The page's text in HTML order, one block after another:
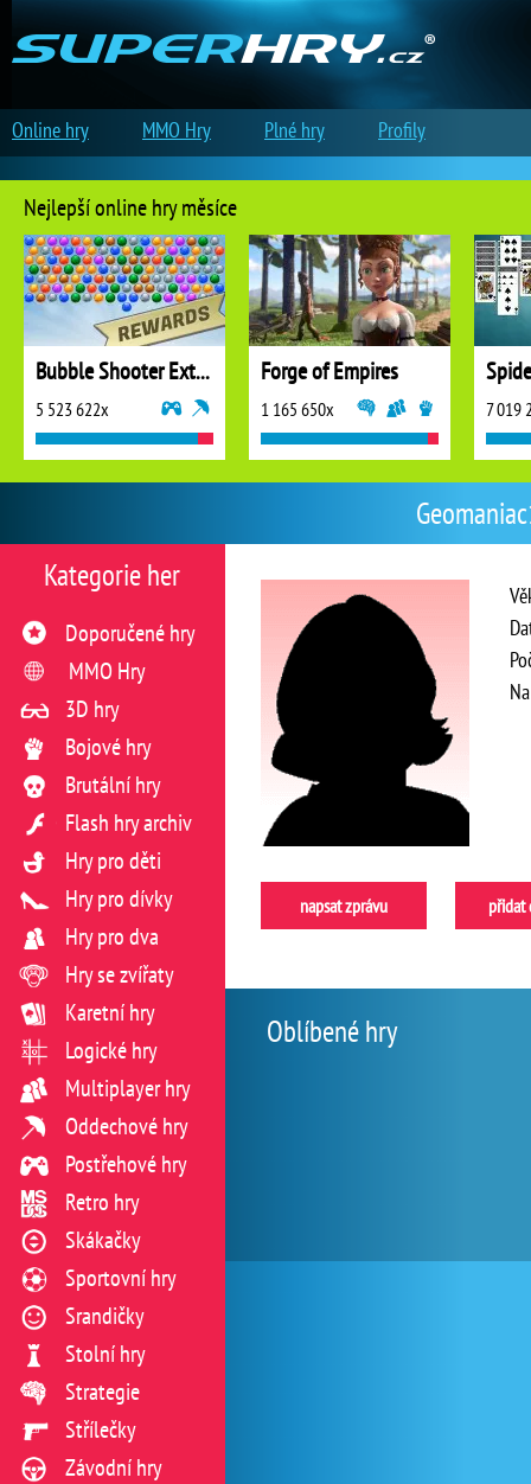
napsat zprávu přidat
Oblíbené hry
Kategorie her
Doporučené hry
MMO Hry
3D hry
Bojové hry
Brutální hry
Flash hry archiv
Hry pro děti
Hry pro dívky
Hry pro dva
Hry se zvířaty
Karetní hry
Logické hry
Multiplayer hry
Oddechové hry
Postřehové hry
Retro hry
Skákačky
Sportovní hry
Srandičky
Stolní hry
Strategie
Střílečky
Závodní hry
Nejlepší online hry měsíce
Bubble Shooter Extreme
5 523 622x
Forge of Empires
1 165 650x 7 019
Online hry MMO Hry Plné hry Profily